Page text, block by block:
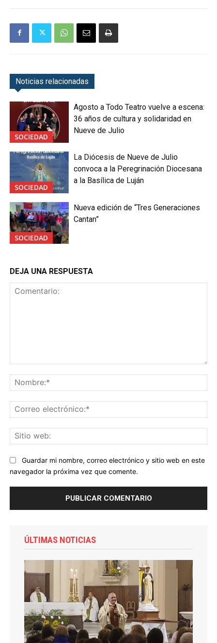
Noticias relacionadas
SOCIEDAD
Agosto a Todo Teatro vuelve a escena:
36 años de cultura y solidaridad en
Nueve de Julio
SOCIEDAD
La Diócesis de Nueve de Julio
convoca a la Peregrinación Diocesana
a la Basílica de Luján
SOCIEDAD
Nueva edición de “Tres Generaciones
Cantan”
DEJA UNA RESPUESTA
Guardar mi nombre, correo electrónico y sitio web en este
navegador la próxima vez que comente.
ÚLTIMAS NOTICIAS